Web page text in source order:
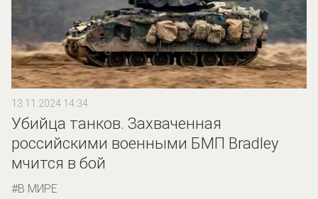
13.11.2024 14:34
Убийца танков. Захваченная
российскими военными БМП Bradley
мчится в бой
В МИРЕ